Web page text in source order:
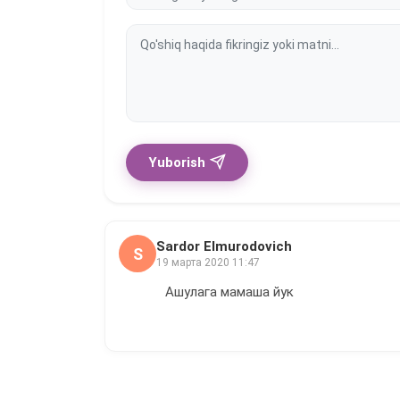
Yuborish
S Sardor Elmurodovich
19 марта 2020 11:47
Ашулага мамаша йук